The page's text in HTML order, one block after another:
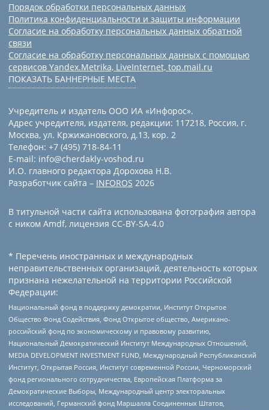
Порядок обработки персональных данных
Политика конфиденциальности и защиты информации
Согласие на обработку персональных данных обратной
связи
Согласие на обработку персональных данных с помощью
сервисов Yandex.Metrika, LiveInternet, top.mail.ru
ПОКАЗАТЬ БАННЕРНЫЕ МЕСТА
Учредитель и издатель ООО ИА «Инфорос».
Адрес учредителя, издателя, редакции: 117218, Россия, г.
Москва, ул. Кржижановского, д.13, кор. 2
Телефон: +7 (495) 718-84-11
E-mail: info@cherdakly-voshod.ru
И.О. главного редактора Дорохова Н.В.
Разработчик сайта – INFOROS 2026
В титульной части сайта использована фотография автора
с ником Amdf, лицензия CC-BY-SA-4.0
* Перечень иностранных и международных
неправительственных организаций, деятельность которых
признана нежелательной на территории Российской
Федерации:
Национальный фонд в поддержку демократии, Институт Открытое
Общество Фонд Содействия, Фонд Открытое общество, Американо-
российский фонд по экономическому и правовому развитию,
Национальный Демократический Институт Международных Отношений,
MEDIA DEVELOPMENT INVESTMENT FUND, Международный Республиканский
Институт, Открытая Россия, Институт современной России, Черноморский
фонд регионального сотрудничества, Европейская Платформа за
Демократические Выборы, Международный центр электоральных
исследований, Германский фонд Маршалла Соединенных Штатов,